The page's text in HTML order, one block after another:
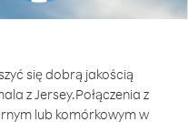
się dobrą jakością
z Jersey.Połączenia z
lub komórkowym w